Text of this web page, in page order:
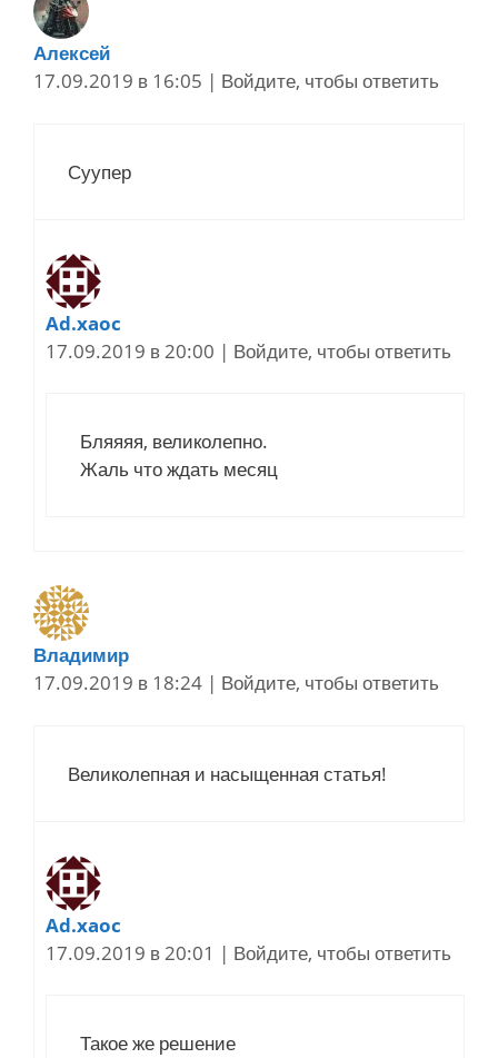
Алексей
17.09.2019 в 16:05 | Войдите, чтобы ответить
Суупер
Ad.xaoc
17.09.2019 в 20:00 | Войдите, чтобы ответить
Бляяяя, великолепно.
Жаль что ждать месяц
Владимир
17.09.2019 в 18:24 | Войдите, чтобы ответить
Великолепная и насыщенная статья!
Ad.xaoc
17.09.2019 в 20:01 | Войдите, чтобы ответить
Такое же решение